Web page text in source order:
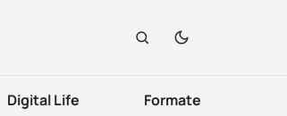
Digital Life Formate